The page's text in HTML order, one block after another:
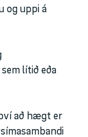
og uppi á
lítið eða
að hægt er